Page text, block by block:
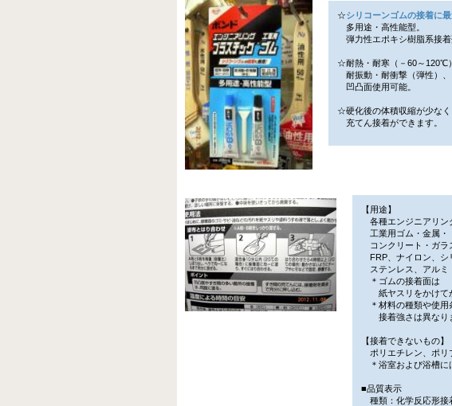
☆シリコーンゴムの接着に
多用途・高性能型。
弾力性エポキシ樹脂系接着
☆耐熱・耐寒（－60～120℃
耐振動・耐衝撃（弾性）、
凹凸面使用可能。
☆硬化後の体積収縮が少なく
充てん接着ができます。
【用途】
各種エンジニアリン
工業用ゴム・金属・
コンクリート・ガラ
FRP、ナイロン、シ
ステンレス、アルミ
＊ゴムの接着面は
紙ヤスリをかけて
＊材料の種類や使用
接着強さは異なり
【接着できないもの】
ポリエチレン、ポ
＊浴室および浴槽に
■品質表示
種類：化学反応形接